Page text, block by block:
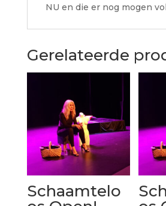
NU en die er nog mogen
Gerelateerde
Schaamtelo